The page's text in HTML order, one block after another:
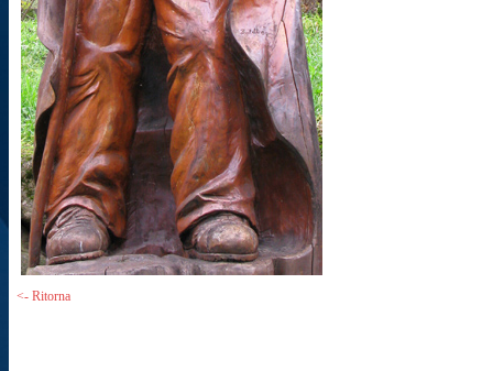
<- Ritorna